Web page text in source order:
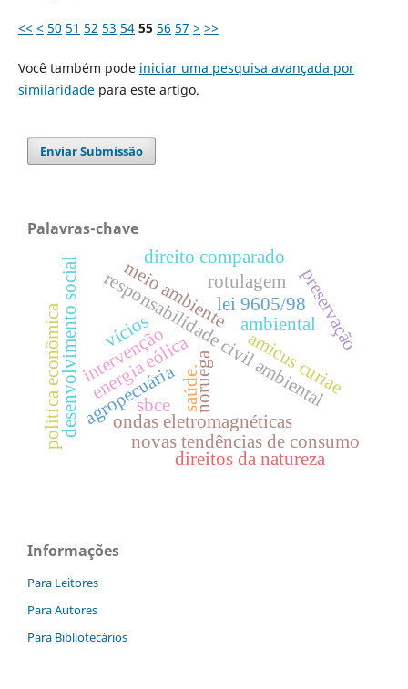
<< < 50 51 52 53 54 55 56 57 > >>
Você também pode iniciar uma pesquisa avançada por
similaridadepara este artigo.
Enviar Submissão
Palavras-chave
ambiental
noruega
responsabilidade civil ambiental
meio ambiente
ondas eletromagnéticas
saúde.
desenvolvimento socialintervenção
preservação
política econômica
direito comparado
novas tendências de consumo
direitos da natureza
amicus curiae
energia eólica
agropecuária
sbce
lei 9605/98
vícios
rotulagem
Informações
Para Leitores
Para Autores
Para Bibliotecários